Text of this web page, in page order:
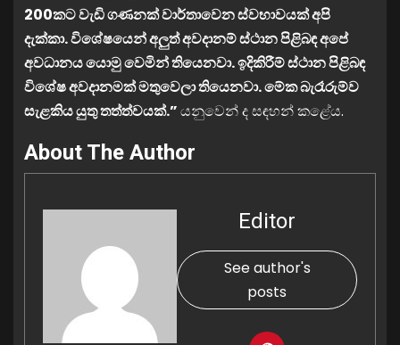
200කට වැඩි ගණනක් වාර්තාවෙන ස්වභාවයක් අපි
දැක්කා. විශේෂයෙන් අලුත් අවදානම් ස්ථාන පිළිබඳ අපේ
අවධානය යොමු වෙමින් තියෙනවා. ඉදිකිරීම් ස්ථාන පිළිබඳ
විශේෂ අවදානමක් මතුවෙලා තියෙනවා. මේක බැරෑරුම්ව
සැළකිය යුතු තත්ත්වයක්.”යනුවෙන් ද සඳහන් කළේය.
About The Author
Editor
See author's
posts